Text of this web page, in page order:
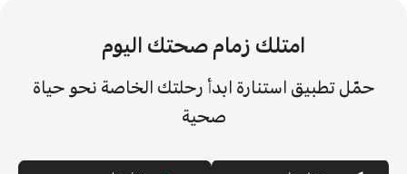
امتلك زمام صحتك اليوم
حمّل تطبيق استنارة ابدأ رحلتك الخاصة نحو حياة
صحية